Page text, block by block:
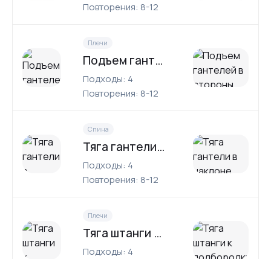
Повторения: 8-12
Плечи
Подъем гантелей в стороны
Подходы: 4
Повторения: 8-12
Спина
Тяга гантели в наклоне
Подходы: 4
Повторения: 8-12
Плечи
Тяга штанги к подбородку
Подходы: 4